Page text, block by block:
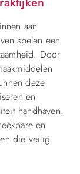
aan
spelen een
Door
deze
en
handhaven.
en
die veilig